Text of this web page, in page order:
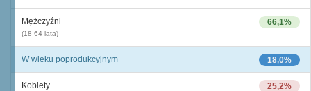
66,1%
Mężczyźni
(18-64 lata)
18,0%
W wieku poprodukcyjnym
25,2%
Kobiety